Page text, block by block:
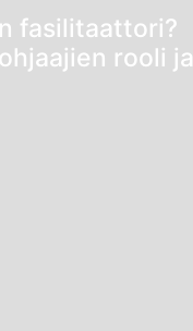
fasilitaattori?
rooli ja